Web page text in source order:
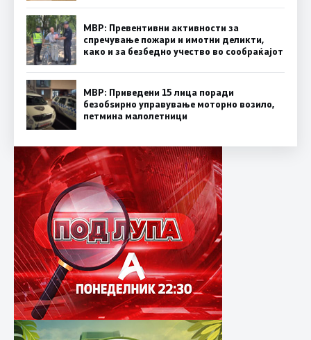
МВР: Превентивни активности за
спречување пожари и имотни деликти,
како и за безбедно учество во сообраќајот
МВР: Приведени 15 лица поради
безобѕирно управување моторно возило,
петмина малолетници